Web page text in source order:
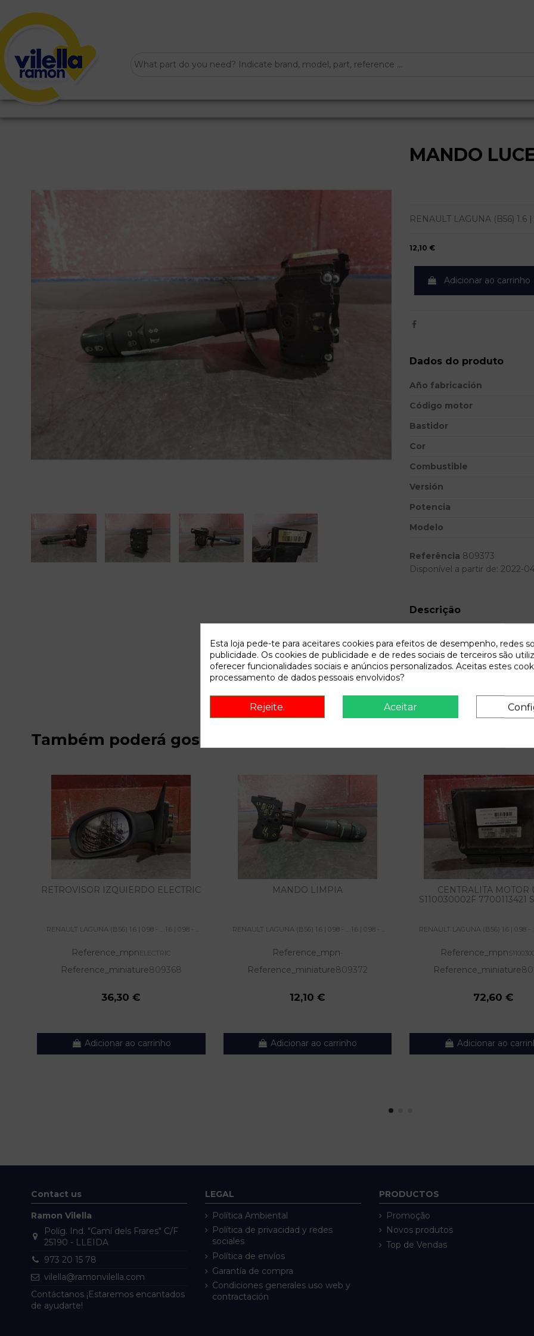
MANDO
RENAULT LAGUNA (B56) 1.6
12,10 €
Adicionar ao carrinho
Dados do produto
Año fabricación
Código motor
Bastidor
Cor
Combustible
Versión
Potencia
Modelo
Referência 809373
Disponível a partir de: 2022-
Descrição
Recambio de mando luces
referencia OEM IAM
Também poderá gostar
RETROVISOR IZQUIERDO ELECTRIC
RENAULT LAGUNA (B56) 1.6 | 0.98 - ... 1.6 | 0.98 - ...
Reference_mpnELECTRIC
Reference_miniature809368
36,30 €
Adicionar ao carrinho
MANDO LIMPIA
RENAULT LAGUNA (B56) 1.6 | 0.98 - ... 1.6 | 0.98 - ...
Reference_mpn-
Reference_miniature809372
12,10 €
Adicionar ao carrinho
CENTRALITA MOTOR
S110030002F 7700113421
RENAULT LAGUNA (B56) 1.6 | 0.98 - ...
Reference_mpn
Reference_miniature
72,60 €
Adicionar ao
Contact us
Ramon Vilella
Políg. Ind. "Camí dels Frares" C/F
25190 - LLEIDA
973 20 15 78
vilella@ramonvilella.com
Contáctanos ¡Estaremos encantados
de ayudarte!
LEGAL
Política Ambiental
Política de privacidad y redes
sociales
Política de envíos
Garantía de compra
Condiciones generales uso web y
contractación
PRODUCTOS
Promoção
Novos produtos
Top de Vendas
Esta loja pede-te para aceitares cookies para efeitos de desempenho, redes
publicidade. Os cookies de publicidade e de redes sociais de terceiros são
oferecer funcionalidades sociais e anúncios personalizados. Aceitas estes
processamento de dados pessoais envolvidos?
Rejeite. Aceitar